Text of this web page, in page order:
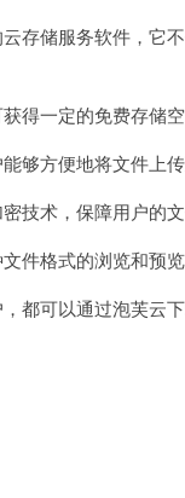
储服务软件，它
一定的免费存储空
方便地将文件上传
术，保障用户的文
格式的浏览和预览
可以通过泡芙云下